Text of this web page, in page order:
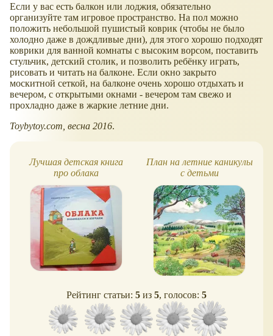
Если у вас есть балкон или лоджия, обязательно
организуйте там игровое пространство. На пол можно
положить небольшой пушистый коврик (чтобы не было
холодно даже в дождливые дни), для этого хорошо подходят
коврики для ванной комнаты с высоким ворсом, поставить
стульчик, детский столик, и позволить ребёнку играть,
рисовать и читать на балконе. Если окно закрыто
москитной сеткой, на балконе очень хорошо отдыхать и
вечером, с открытыми окнами - вечером там свежо и
прохладно даже в жаркие летние дни.
Toybytoy.com, весна 2016.
Лучшая детская книга
про облака
План на летние каникулы
с детьми
Рейтинг статьи: 5 из 5, голосов: 5